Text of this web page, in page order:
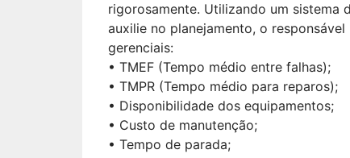
rigorosamente. Utilizando um sistema
auxilie no planejamento, o
gerenciais:
• TMEF (Tempo médio entre falhas);
• TMPR (Tempo médio para reparos);
• Disponibilidade dos equipamentos;
• Custo de manutenção;
• Tempo de parada;